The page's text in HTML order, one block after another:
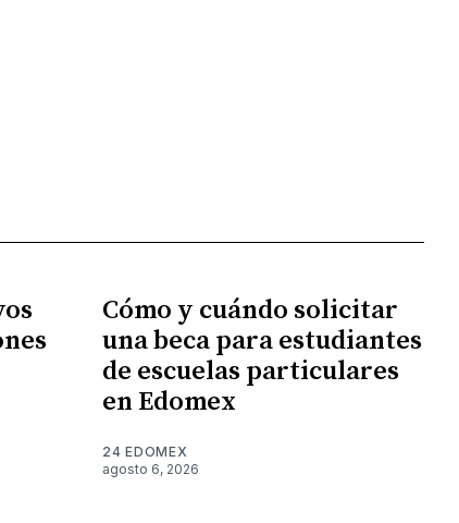
Cómo y cuándo solicitar
una beca para estudiantes
de escuelas particulares
en Edomex
24 EDOMEX
agosto 6, 2026